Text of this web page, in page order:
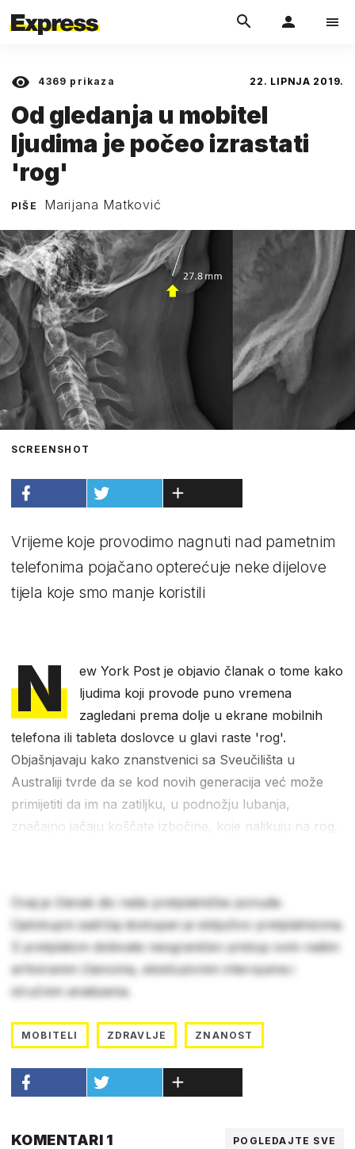
4369 prikaza 22. LIPNJA 2019.
Od gledanja u mobitel
ljudima je počeo izrastati
'rog'
PIŠE Marijana Matković
SCREENSHOT
Vrijeme koje provodimo nagnuti nad pametnim
telefonima pojačano opterećuje neke dijelove
tijela koje smo manje koristili
N
ew York Post je objavio članak o tome kako
ljudima koji provode puno vremena
zagledani prema dolje u ekrane mobilnih
telefona ili tableta doslovce u glavi raste 'rog'.
Objašnjavaju kako znanstvenici sa Sveučilišta u
Australiji tvrde da se kod novih generacija već može
primijetiti da im na zatiljku, u podnožju lubanja,
značajno jačaju koščate izbočine, koje nalikuju na rog.
Ovaj je članak dio naše pretplatničke ponude.
Cjelokupni sadržaj dostupan je isključivo pretplatnicima.
S pretplatom dobivate neograničen pristup svim našim
arhiviranim člancima, ekskluzivnim intervjuima i
stručnim analizama.
MOBITELI ZDRAVLJE ZNANOST
KOMENTARI 1 POGLEDAJTE SVE